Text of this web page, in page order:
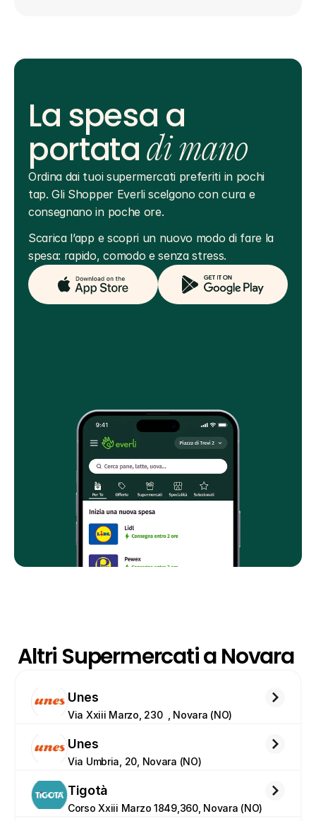
La spesa a
portatadi mano
Ordina dai tuoi supermercati preferiti in pochi
tap. Gli Shopper Everli scelgono con cura e
consegnano in poche ore.
Scarica l’app e scopri un nuovo modo di fare la
spesa: rapido, comodo e senza stress.
Altri Supermercati a Novara
Unes
Via Xxiii Marzo, 230  , Novara (NO)
Unes
Via Umbria, 20, Novara (NO)
Tigotà
Corso Xxiii Marzo 1849,360, Novara (NO)